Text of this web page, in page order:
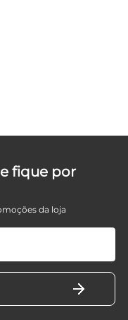
fique por
da loja